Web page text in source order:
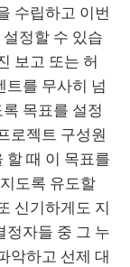
수립하고 이번
정할 수 있습
보고 또는 허
트를 무사히 넘
목표를 설정
로젝트 구성원
할 때 이 목표를
도록 유도할
신기하게도 지
정자들 중 그 누
악하고 선제 대